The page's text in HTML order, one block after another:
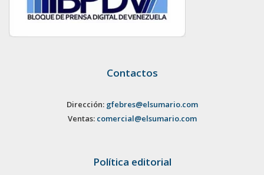
Contactos
Dirección: gfebres@elsumario.com
Ventas: comercial@elsumario.com
Política editorial